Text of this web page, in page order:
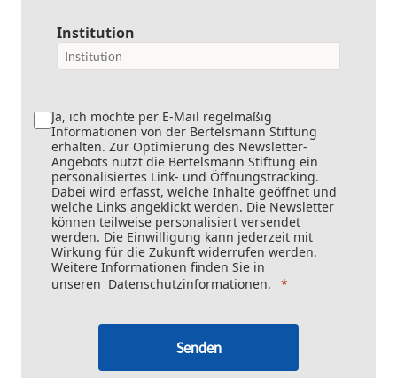
Institution
Ja, ich möchte per E-Mail regelmäßig
Informationen von der Bertelsmann Stiftung
erhalten. Zur Optimierung des Newsletter-
Angebots nutzt die Bertelsmann Stiftung ein
personalisiertes Link- und Öffnungstracking.
Dabei wird erfasst, welche Inhalte geöffnet und
welche Links angeklickt werden. Die Newsletter
können teilweise personalisiert versendet
werden. Die Einwilligung kann jederzeit mit
Wirkung für die Zukunft widerrufen werden.
Weitere Informationen finden Sie in
unseren Datenschutzinformationen.
Senden